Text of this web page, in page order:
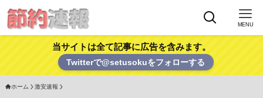
MENU
当サイトは全て記事に広告を含みます。
Twitterで@setusokuをフォローする
ホーム 激安速報